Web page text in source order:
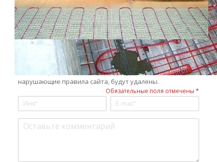
Добавить комментарий
Войти с
помощью:
Уважаемые читатели! Мы не приемлем в комментариях
мат, оскорбления других участников, спам и ссылки на
сторонние ресурсы, враждебные заявления в сторону
администрации и посетителей ресурса. Комментарии,
нарушающие правила сайта, будут удалены.
Обязательные поля отмечены *